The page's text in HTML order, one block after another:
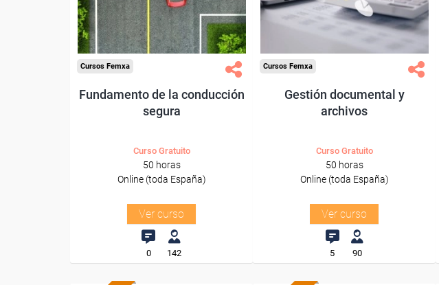
Sector
-Otros Servicios.
Cursos Femxa
Fundamento de la conducción
segura
Curso Gratuito
50 horas
Online (toda España)
Ver curso
0 142
Sector
-Administración.
Cursos Femxa
Gestión documental y
archivos
Curso Gratuito
50 horas
Online (toda España)
Ver curso
5 90